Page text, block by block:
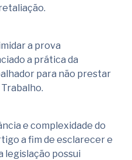
a prova
a prática da
para não prestar
e complexidade do
a fim de esclarecer e
legislação possui